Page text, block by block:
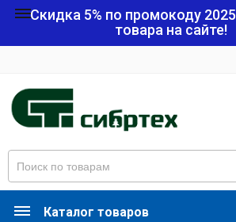
Скидка 5% по промокоду 2025
товара на сайте!
Каталог товаров